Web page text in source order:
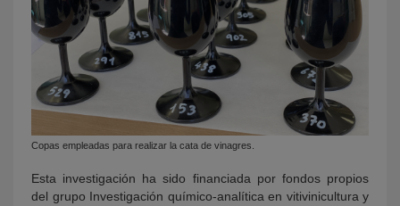
Copas empleadas para realizar la cata de vinagres.
Esta investigación ha sido financiada por fondos propios
del grupo Investigación químico-analítica en vitivinicultura y